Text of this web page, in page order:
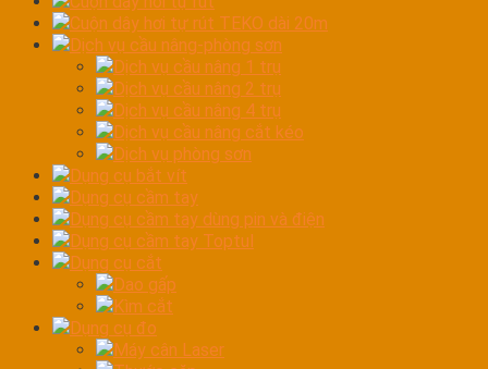
Cuộn dây hơi tự rút TEKO dài 20m
Dịch vụ cầu nâng-phòng sơn
Dịch vụ cầu nâng 1 trụ
Dịch vụ cầu nâng 2 trụ
Dịch vụ cầu nâng 4 trụ
Dịch vụ cầu nâng cắt kéo
Dịch vụ phòng sơn
Dụng cụ bắt vít
Dụng cụ cầm tay
Dụng cụ cầm tay dùng pin và điện
Dụng cụ cầm tay Toptul
Dụng cụ cắt
Dao gấp
Kìm cắt
Dụng cụ đo
Máy cân Laser